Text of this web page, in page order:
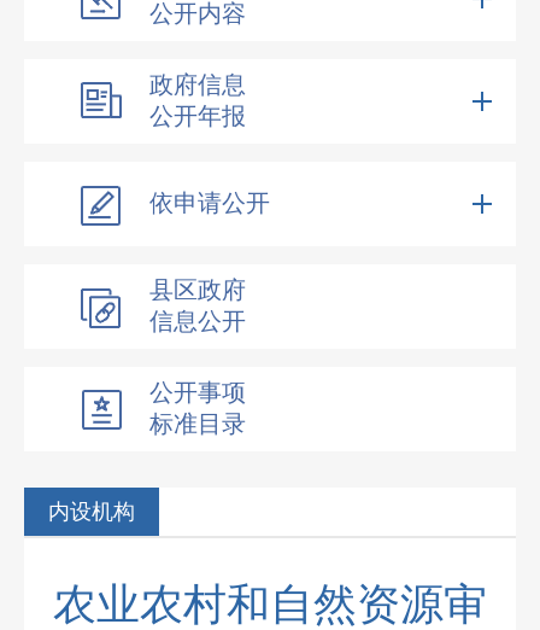
公开内容
政府信息
公开年报
依申请公开
县区政府
信息公开
公开事项
标准目录
内设机构
农业农村和自然资源审